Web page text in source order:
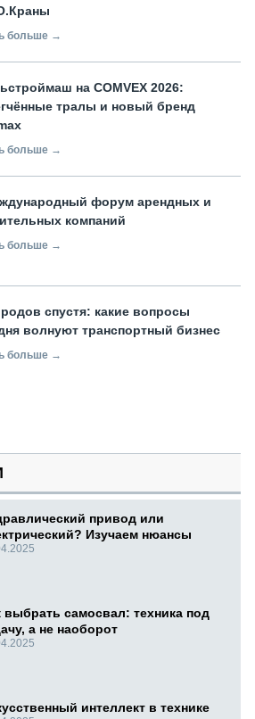
больше →
на COMVEX 2026:
тралы и новый бренд
больше →
форум арендных и
компаний
больше →
спустя: какие вопросы
волнуют транспортный бизнес
больше →
привод или
Изучаем нюансы
выбрать самосвал: техника под
а не наоборот
интеллект в технике